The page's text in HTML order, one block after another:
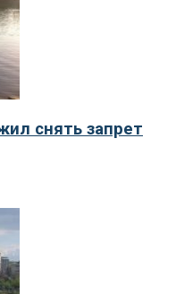
снять запрет